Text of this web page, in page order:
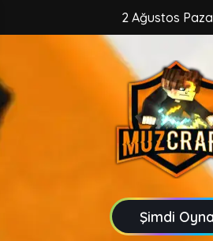
2 Ağustos Pazar
Şimdi Oyna